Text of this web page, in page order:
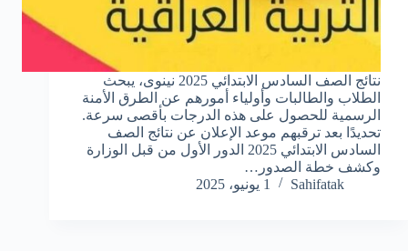
نتائج الصف السادس الابتدائي 2025 نينوى، يبحث
الطلاب والطالبات وأولياء أمورهم عن الطرق الأمنة
الرسمية للحصول على هذه الدرجات بأقصى سرعة.
تحديدًا بعد ترقبهم موعد الإعلان عن نتائج الصف
السادس الابتدائي 2025 الدور الأول من قبل الوزارة
وكشف خطة الصدور…
Sahifatak
1 يونيو، 2025